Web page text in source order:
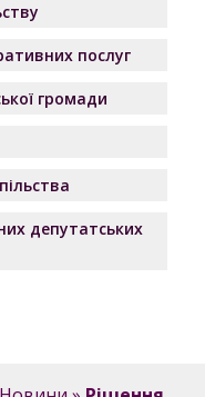
послуг
громади
депутатських